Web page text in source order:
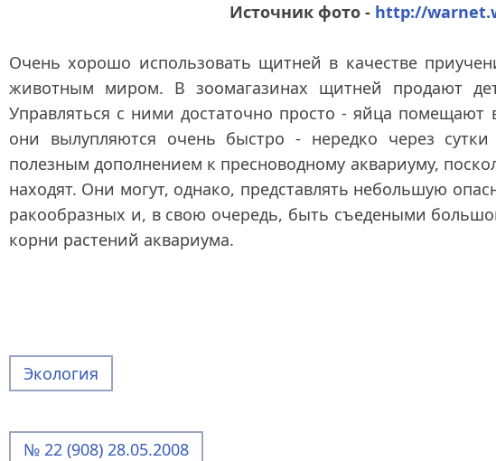
Источник фото - http://
Очень хорошо использовать щитней в качестве
животным миром. В зоомагазинах щитней продают
Управляться с ними достаточно просто - яйца
они вылупляются очень быстро - нередко через
полезным дополнением к пресноводному аквариуму,
находят. Они могут, однако, представлять небольшую
ракообразных и, в свою очередь, быть съедеными
корни растений аквариума.
Экология
№ 22 (908) 28.05.2008